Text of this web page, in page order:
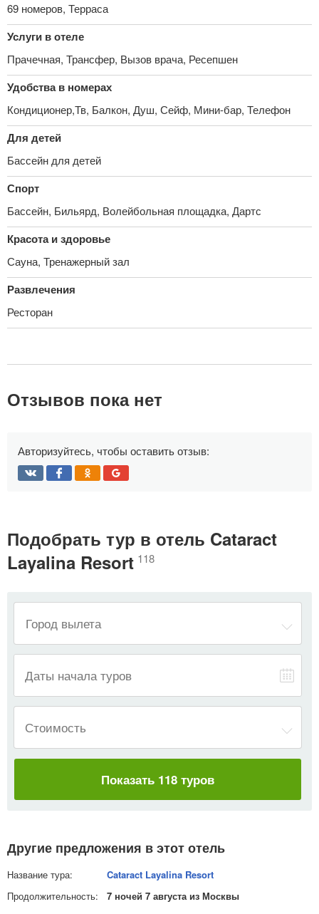
69 номеров, Терраса
Услуги в отеле
Прачечная, Трансфер, Вызов врача, Ресепшен
Удобства в номерах
Кондиционер,Тв, Балкон, Душ, Сейф, Мини-бар, Телефон
Для детей
Бассейн для детей
Спорт
Бассейн, Бильярд, Волейбольная площадка, Дартс
Красота и здоровье
Сауна, Тренажерный зал
Развлечения
Ресторан
Отзывов пока нет
Авторизуйтесь, чтобы оставить отзыв:
Подобрать тур в отель Cataract
Layalina Resort 118
Даты начала туров
Стоимость
Показать 118 туров
Другие предложения в этот отель
Cataract Layalina Resort
7 ночей 7 августа из Москвы